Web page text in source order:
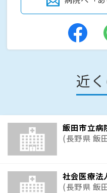
近
飯田市立病
(長野県 飯
社会医療法
(長野県 飯